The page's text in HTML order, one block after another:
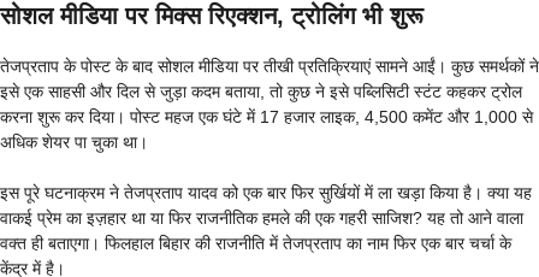
सोशल मीडिया पर मिक्स रिएक्शन, ट्रोलिंग भी शुरू
तेजप्रताप के पोस्ट के बाद सोशल मीडिया पर तीखी प्रतिक्रियाएं सामने आईं। कुछ समर्थकों ने
इसे एक साहसी और दिल से जुड़ा कदम बताया, तो कुछ ने इसे पब्लिसिटी स्टंट कहकर ट्रोल
करना शुरू कर दिया। पोस्ट महज एक घंटे में 17 हजार लाइक, 4,500 कमेंट और 1,000 से
अधिक शेयर पा चुका था।
इस पूरे घटनाक्रम ने तेजप्रताप यादव को एक बार फिर सुर्खियों में ला खड़ा किया है। क्या यह
वाकई प्रेम का इज़हार था या फिर राजनीतिक हमले की एक गहरी साजिश? यह तो आने वाला
वक्त ही बताएगा। फिलहाल बिहार की राजनीति में तेजप्रताप का नाम फिर एक बार चर्चा के
केंद्र में है।